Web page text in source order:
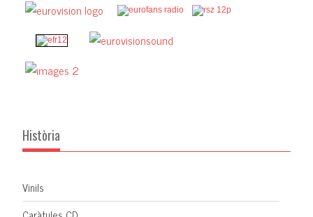
Història
Vinils